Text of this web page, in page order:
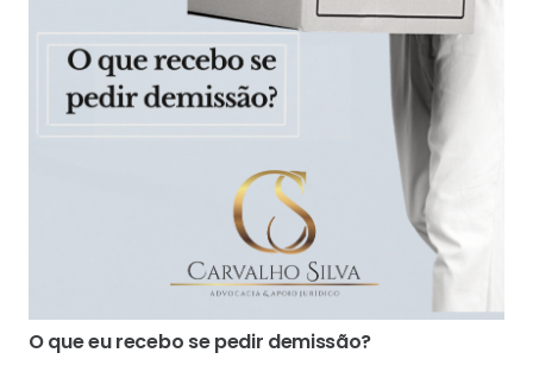
O que eu recebo se pedir demissão?